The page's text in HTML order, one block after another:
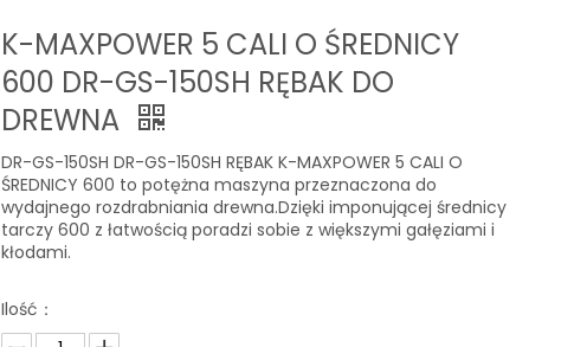
K-MAXPOWER 5 CALI O ŚREDNICY
600 DR-GS-150SH RĘBAK DO
DREWNA
DR-GS-150SH DR-GS-150SH RĘBAK K-MAXPOWER 5 CALI O
ŚREDNICY 600 to potężna maszyna przeznaczona do
wydajnego rozdrabniania drewna.Dzięki imponującej średnicy
tarczy 600 z łatwością poradzi sobie z większymi gałęziami i
kłodami.
Ilość：